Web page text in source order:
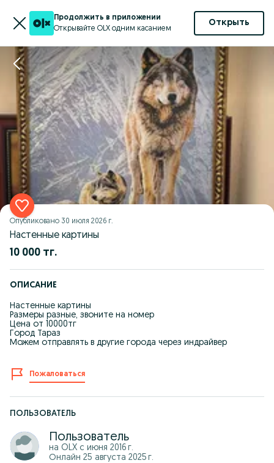
Продолжить в приложении
Открывайте OLX одним касанием
Открыть
Опубликовано 30 июля 2026 г.
Настенные картины
10 000 тг.
ОПИСАНИЕ
Настенные картины
Размеры разные, звоните на номер
Цена от 10000тг
Город Тараз
Можем отправлять в другие города через индрайвер
Пожаловаться
ПОЛЬЗОВАТЕЛЬ
Пользователь
на OLX с июня 2016 г.
Онлайн 25 августа 2025 г.